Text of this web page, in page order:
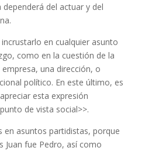
del actuar y del
en cualquier asunto
como en la cuestión de la
una dirección, o
político. En este último, es
esta expresión
de vista social>>.
asuntos partidistas, porque
Juan fue Pedro, así como